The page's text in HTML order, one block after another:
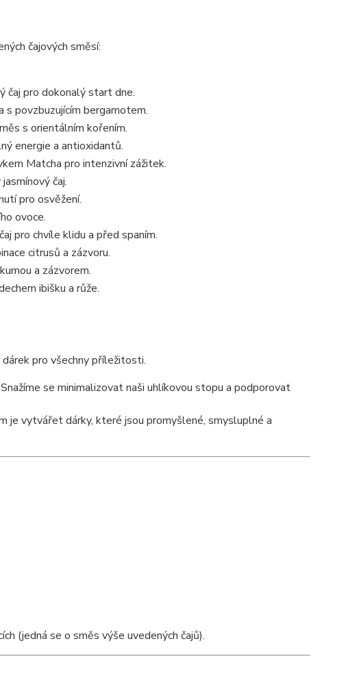
čajových směsí:
čaj pro dokonalý start dne.
s povzbuzujícím bergamotem.
s orientálním kořením.
energie a antioxidantů.
Matcha pro intenzivní zážitek.
čaj.
pro osvěžení.
ovoce.
pro chvíle klidu a před spaním.
citrusů a zázvoru.
a zázvorem.
ibišku a růže.
dárek pro všechny příležitosti.
se minimalizovat naši uhlíkovou stopu a podporovat
je vytvářet dárky, které jsou promyšlené, smysluplné a
(jedná se o směs výše uvedených čajů).